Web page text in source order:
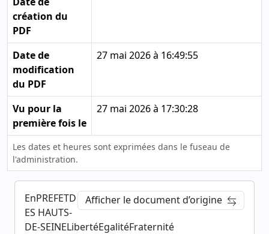
création du
PDF
Date de
modification
du PDF
27 mai 2026 à 16:49:55
Vu pour la
première fois le
27 mai 2026 à 17:30:28
Les dates et heures sont exprimées dans le fuseau de
l'administration.
Afficher le document d’origine
EnPREFETD
ES HAUTS-
DE-SEINELibertéEgalitéFraternité